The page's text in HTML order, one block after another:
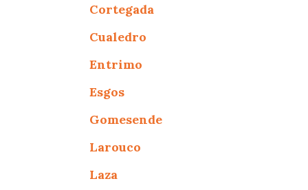
Cortegada
Cualedro
Entrimo
Esgos
Gomesende
Larouco
Laza